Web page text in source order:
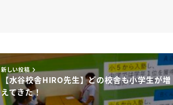
新しい投稿
【水谷校舎HIRO先生】どの校舎も小学生が増
えてきた！